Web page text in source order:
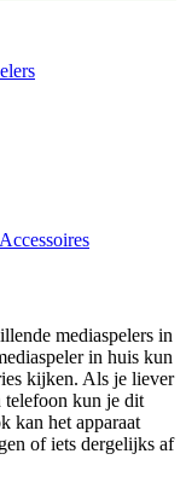
mediaspelers in
in huis kun
kijken. Als je liever
telefoon kun je dit
kan het apparaat
of iets dergelijks af